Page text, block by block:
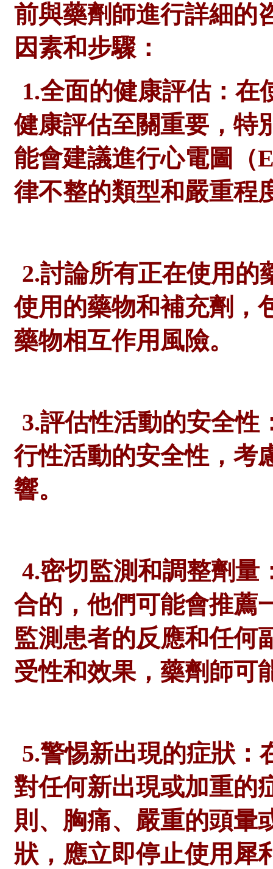
前與藥劑師進行詳細的
因素和步驟：
1.全面的健康評估：在
健康評估至關重要，特
能會建議進行心電圖（
律不整的類型和嚴重程
2.討論所有正在使用的
使用的藥物和補充劑，
藥物相互作用風險。
3.評估性活動的安全性
行性活動的安全性，考
響。
4.密切監測和調整劑量
合的，他們可能會推薦
監測患者的反應和任何
受性和效果， 藥劑師可
5.警惕新出現的症狀：
對任何新出現或加重的
則、胸痛、嚴重的頭暈
狀，應立即停止使用犀